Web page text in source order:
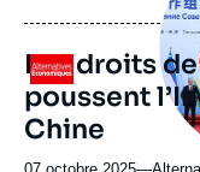
journal,
revue
ou
émission
Logo
Les droits
poussent
Chine